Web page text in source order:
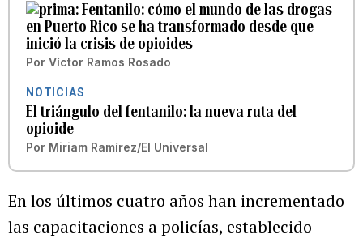
Fentanilo: cómo el mundo de las drogas
en Puerto Rico se ha transformado desde que
inició la crisis de opioides
Por Víctor Ramos Rosado
NOTICIAS
El triángulo del fentanilo: la nueva ruta del
opioide
Por Miriam Ramírez/El Universal
En los últimos cuatro años han incrementado
las capacitaciones a policías, establecido